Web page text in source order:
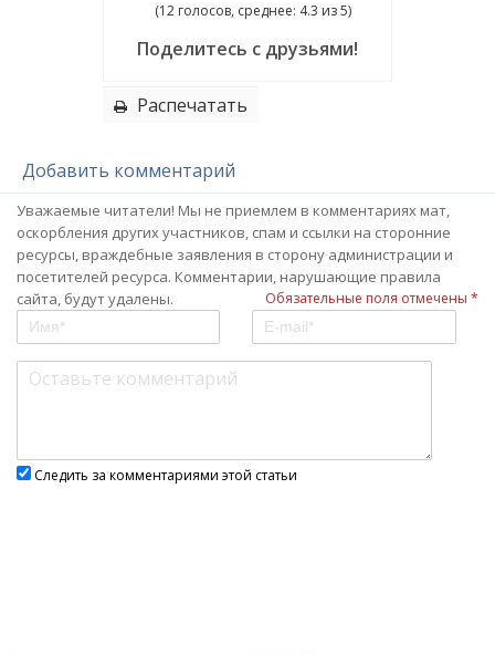
Распечатать
(12 голосов, среднее: 4.3 из 5)
Поделитесь с друзьями!
Добавить комментарий
Уважаемые читатели! Мы не приемлем в комментариях мат,
оскорбления других участников, спам и ссылки на сторонние
ресурсы, враждебные заявления в сторону администрации и
посетителей ресурса. Комментарии, нарушающие правила
сайта, будут удалены.
Обязательные поля отмечены *
Следить за комментариями этой статьи